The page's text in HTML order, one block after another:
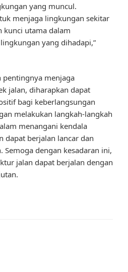
yang muncul.
menjaga lingkungan sekitar
kunci utama dalam
yang dihadapi,”
pentingnya menjaga
jalan, diharapkan dapat
bagi keberlangsungan
melakukan langkah-langkah
menangani kendala
dapat berjalan lancar dan
dengan kesadaran ini,
jalan dapat berjalan dengan